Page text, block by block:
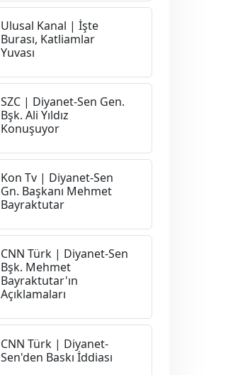
Ulusal Kanal | İşte
Burası, Katliamlar
Yuvası
SZC | Diyanet-Sen Gen.
Bşk. Ali Yıldız
Konuşuyor
Kon Tv | Diyanet-Sen
Gn. Başkanı Mehmet
Bayraktutar
CNN Türk | Diyanet-Sen
Bşk. Mehmet
Bayraktutar'ın
Açıklamaları
CNN Türk | Diyanet-
Sen'den Baskı İddiası